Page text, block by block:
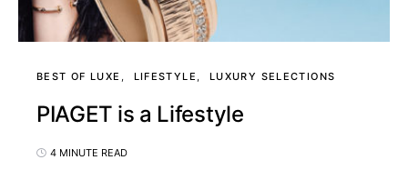
BEST OF LUXE LIFESTYLE LUXURY SELECTIONS
PIAGET is a Lifestyle
4 MINUTE READ